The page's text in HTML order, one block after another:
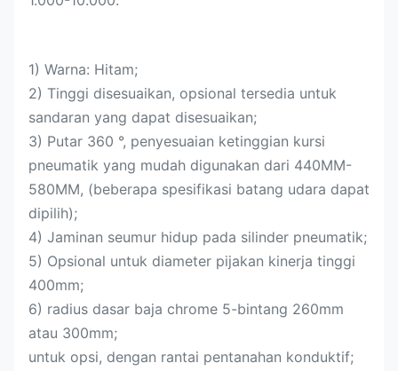
1) Warna: Hitam;
2) Tinggi disesuaikan, opsional tersedia untuk
sandaran yang dapat disesuaikan;
3) Putar 360 °, penyesuaian ketinggian kursi
pneumatik yang mudah digunakan dari 440MM-
580MM, (beberapa spesifikasi batang udara dapat
dipilih);
4) Jaminan seumur hidup pada silinder pneumatik;
5) Opsional untuk diameter pijakan kinerja tinggi
400mm;
6) radius dasar baja chrome 5-bintang 260mm
atau 300mm;
untuk opsi, dengan rantai pentanahan konduktif;